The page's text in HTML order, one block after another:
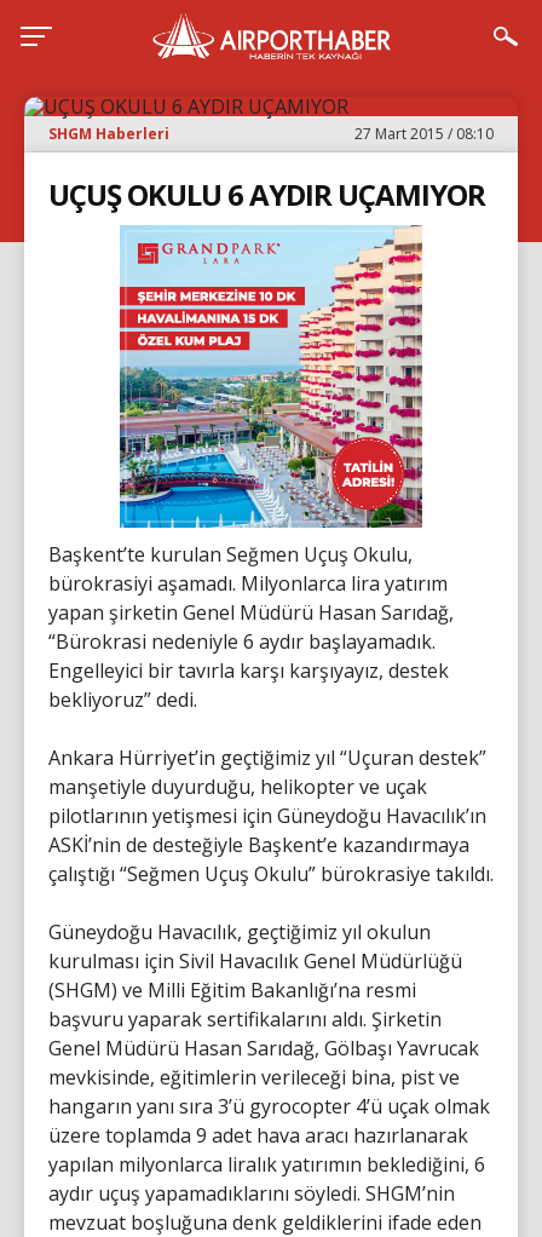
SHGM Haberleri 27 Mart 2015 / 08:10
UÇUŞ OKULU 6 AYDIR UÇAMIYOR
Başkent’te kurulan Seğmen Uçuş Okulu,
bürokrasiyi aşamadı. Milyonlarca lira yatırım
yapan şirketin Genel Müdürü Hasan Sarıdağ,
“Bürokrasi nedeniyle 6 aydır başlayamadık.
Engelleyici bir tavırla karşı karşıyayız, destek
bekliyoruz” dedi.
Ankara Hürriyet’in geçtiğimiz yıl “Uçuran destek”
manşetiyle duyurduğu, helikopter ve uçak
pilotlarının yetişmesi için Güneydoğu Havacılık’ın
ASKİ’nin de desteğiyle Başkent’e kazandırmaya
çalıştığı “Seğmen Uçuş Okulu” bürokrasiye takıldı.
Güneydoğu Havacılık, geçtiğimiz yıl okulun
kurulması için Sivil Havacılık Genel Müdürlüğü
(SHGM) ve Milli Eğitim Bakanlığı’na resmi
başvuru yaparak sertifikalarını aldı. Şirketin
Genel Müdürü Hasan Sarıdağ, Gölbaşı Yavrucak
mevkisinde, eğitimlerin verileceği bina, pist ve
hangarın yanı sıra 3’ü gyrocopter 4’ü uçak olmak
üzere toplamda 9 adet hava aracı hazırlanarak
yapılan milyonlarca liralık yatırımın beklediğini, 6
aydır uçuş yapamadıklarını söyledi. SHGM’nin
mevzuat boşluğuna denk geldiklerini ifade eden